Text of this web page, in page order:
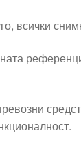
всички